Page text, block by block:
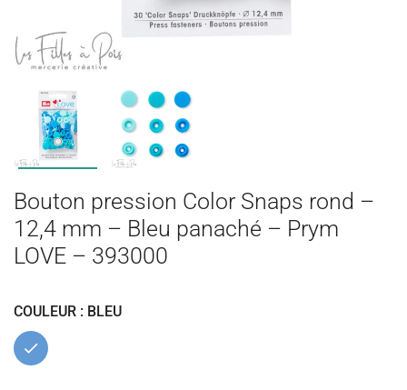
Bouton pression Color Snaps rond –
12,4 mm – Bleu panaché – Prym
LOVE – 393000
COULEUR : BLEU
Bleu